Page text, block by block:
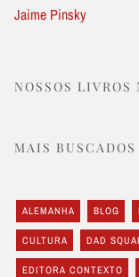
Jaime Pinsky
NOSSOS LIVROS
MAIS BUSCADOS
ALEMANHA BLOG
CULTURA DAD
EDITORA CONTEXTO